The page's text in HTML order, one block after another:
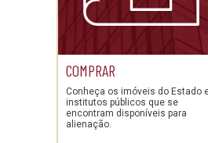
COMPRAR
Conheça os imóveis do Estado
institutos públicos que se
encontram disponíveis para
alienação.